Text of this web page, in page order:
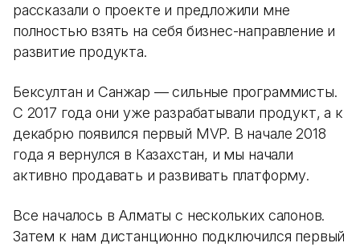
рассказали о проекте и предложили мне
полностью взять на себя бизнес-направление и
развитие продукта.
Бексултан и Санжар — сильные программисты.
С 2017 года они уже разрабатывали продукт, а к
декабрю появился первый MVP. В начале 2018
года я вернулся в Казахстан, и мы начали
активно продавать и развивать платформу.
Все началось в Алматы с нескольких салонов.
Затем к нам дистанционно подключился первый